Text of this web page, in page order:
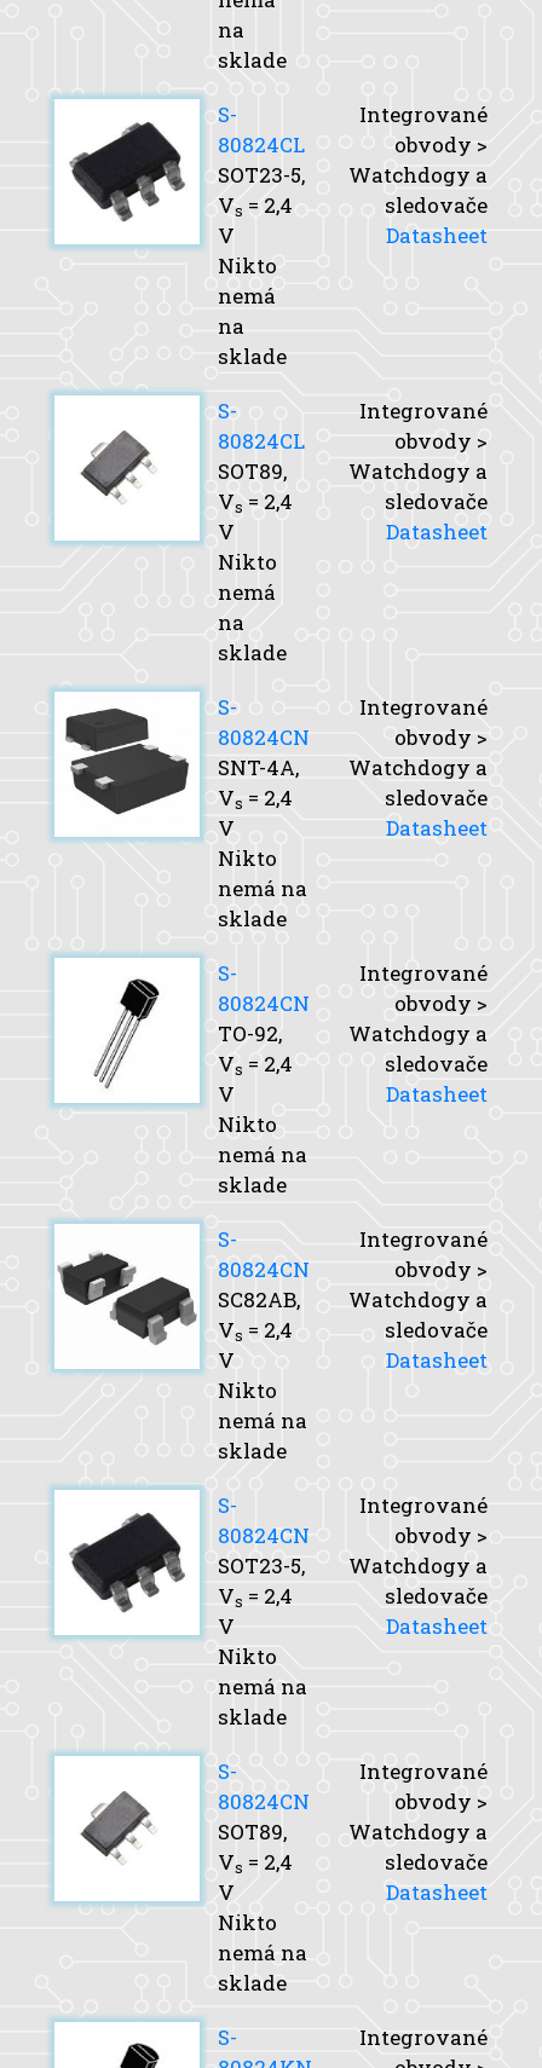
na
sklade
S-
80824CL
SOT23-5,
Vs = 2,4
V
Nikto
nemá
na
sklade
Integrované
obvody >
Watchdogy a
sledovače
Datasheet
S-
80824CL
SOT89,
Vs = 2,4
V
Nikto
nemá
na
sklade
Integrované
obvody >
Watchdogy a
sledovače
Datasheet
S-
80824CN
SNT-4A,
Vs = 2,4
V
Nikto
nemá na
sklade
Integrované
obvody >
Watchdogy a
sledovače
Datasheet
S-
80824CN
TO-92,
Vs = 2,4
V
Nikto
nemá na
sklade
Integrované
obvody >
Watchdogy a
sledovače
Datasheet
S-
80824CN
SC82AB,
Vs = 2,4
V
Nikto
nemá na
sklade
Integrované
obvody >
Watchdogy a
sledovače
Datasheet
S-
80824CN
SOT23-5,
Vs = 2,4
V
Nikto
nemá na
sklade
Integrované
obvody >
Watchdogy a
sledovače
Datasheet
S-
80824CN
SOT89,
Vs = 2,4
V
Nikto
nemá na
sklade
Integrované
obvody >
Watchdogy a
sledovače
Datasheet
S-
Integrované